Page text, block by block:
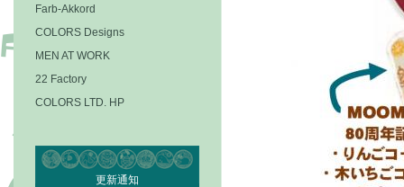
Farb-Akkord
COLORS Designs
MEN AT WORK
22 Factory
COLORS LTD. HP
更新通知